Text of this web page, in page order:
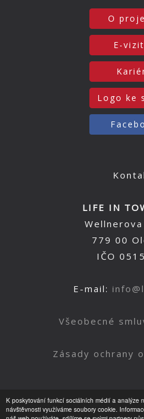
K poskytování funkcí sociálních médií a analýze
návštěvnosti využíváme soubory cookie.
O
E-
Logo ke
LIFE IN
779 00
IČO
E-mail:
Všeobecné
Zásady ochrany